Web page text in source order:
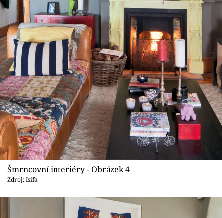
Šmrncovní interiéry - Obrázek 4
Zdroj: Isifa